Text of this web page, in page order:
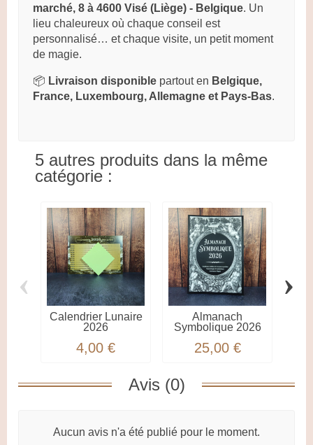
marché, 8 à 4600 Visé (Liège) - Belgique. Un
lieu chaleureux où chaque conseil est
personnalisé… et chaque visite, un petit moment
de magie.
📦 Livraison disponible partout en Belgique,
France, Luxembourg, Allemagne et Pays-Bas.
5 autres produits dans la même
catégorie :
Calendrier Lunaire
2026
4,00 €
Almanach
Symbolique 2026
25,00 €
‹ ›
Avis (0)
Aucun avis n'a été publié pour le moment.